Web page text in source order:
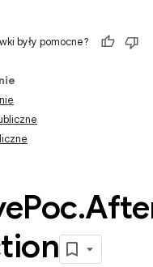
były pomocne?
Poc.